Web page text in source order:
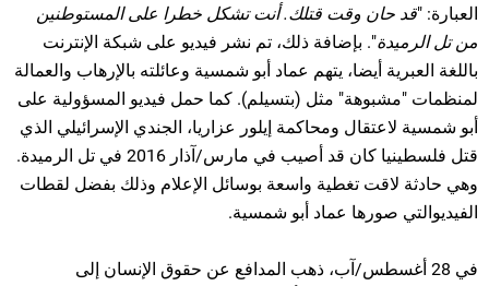
العبارة: "قد حان وقت قتلك. أنت تشكل خطرا على المستوطنين
من تل الرميدة". بإضافة ذلك، تم نشر فيديو على شبكة الإنترنت
باللغة العبرية أيضا، يتهم عماد أبو شمسية وعائلته بالإرهاب والعمالة
لمنظمات "مشبوهة" مثل (بتسيلم). كما حمل فيديو المسؤولية على
أبو شمسية لاعتقال ومحاكمة إيلور عزاريا، الجندي الإسرائيلي الذي
قتل فلسطينيا كان قد أصيب في مارس/آذار 2016 في تل الرميدة.
وهي حادثة لاقت تغطية واسعة بوسائل الإعلام وذلك بفضل لقطات
الفيديوالتي صورها عماد أبو شمسية.
في 28 أغسطس/آب، ذهب المدافع عن حقوق الإنسان إلى